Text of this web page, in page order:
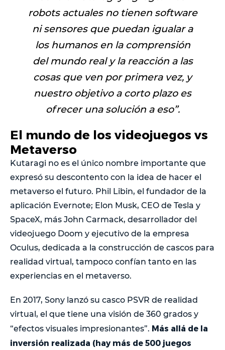
robots actuales no tienen software
ni sensores que puedan igualar a
los humanos en la comprensión
del mundo real y la reacción a las
cosas que ven por primera vez, y
nuestro objetivo a corto plazo es
ofrecer una solución a eso”.
El mundo de los videojuegos vs
Metaverso
Kutaragi no es el único nombre importante que
expresó su descontento con la idea de hacer el
metaverso el futuro. Phil Libin, el fundador de la
aplicación Evernote; Elon Musk, CEO de Tesla y
SpaceX, más John Carmack, desarrollador del
videojuego Doom y ejecutivo de la empresa
Oculus, dedicada a la construcción de cascos para
realidad virtual, tampoco confían tanto en las
experiencias en el metaverso.
En 2017, Sony lanzó su casco PSVR de realidad
virtual, el que tiene una visión de 360 grados y
“efectos visuales impresionantes”. Más allá de la
inversión realizada (hay más de 500 juegos